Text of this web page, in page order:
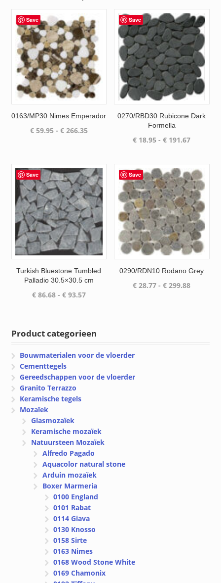
Save
0163/MP30 Nimes Emperador
€59.95 - €266.35Prijsklasse:
€ 266.35
Save
0270/RBD30 Rubicone Dark
Formella
€ 18.95 - € 191.67
€ 191.67
Save
Turkish Bluestone Tumbled
Palladio 30.5×30.5 cm
€86.68 - €93.57Prijsklasse:
Save
0290/RDN10 Rodano Grey
€ 28.77 - € 299.88
Product categorieen
Bouwmaterialen voor de vloerder
Cementtegels
Gereedschappen voor de vloerder
Granito Terrazzo
Keramische tegels
Mozaïek
Glasmozaïek
Keramische mozaïek
Natuursteen Mozaïek
Alfredo Pagado
Aquacolor natural stone
Arduin mozaïek
Boxer Marmeria
0100 England
0101 Rabat
0114 Giava
0130 Knosso
0158 Sirte
0163 Nimes
0168 Wood Stone White
0169 Chamonix